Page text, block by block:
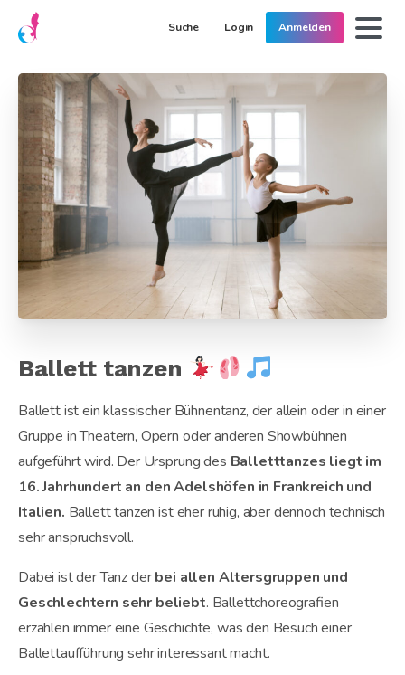
Suche Login Anmelden
Ballett tanzen
Ballett ist ein klassischer Bühnentanz, der allein oder in einer
Gruppe in Theatern, Opern oder anderen Showbühnen
aufgeführt wird. Der Ursprung des Balletttanzes liegt im
16. Jahrhundert an den Adelshöfen in Frankreich und
Italien. Ballett tanzen ist eher ruhig, aber dennoch technisch
sehr anspruchsvoll.
Dabei ist der Tanz derbei allen Altersgruppen und
Geschlechtern sehr beliebt. Ballettchoreografien
erzählen immer eine Geschichte, was den Besuch einer
Ballettaufführung sehr interessant macht.